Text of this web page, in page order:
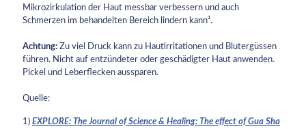
Mikrozirkulation der Haut messbar verbessern und auch
Schmerzen im behandelten Bereich lindern kann¹.
Achtung: Zu viel Druck kann zu Hautirritationen und Blutergüssen
führen. Nicht auf entzündeter oder geschädigter Haut anwenden.
Pickel und Leberflecken aussparen.
Quelle:
1) EXPLORE: The Journal of Science & Healing: The effect of Gua Sha